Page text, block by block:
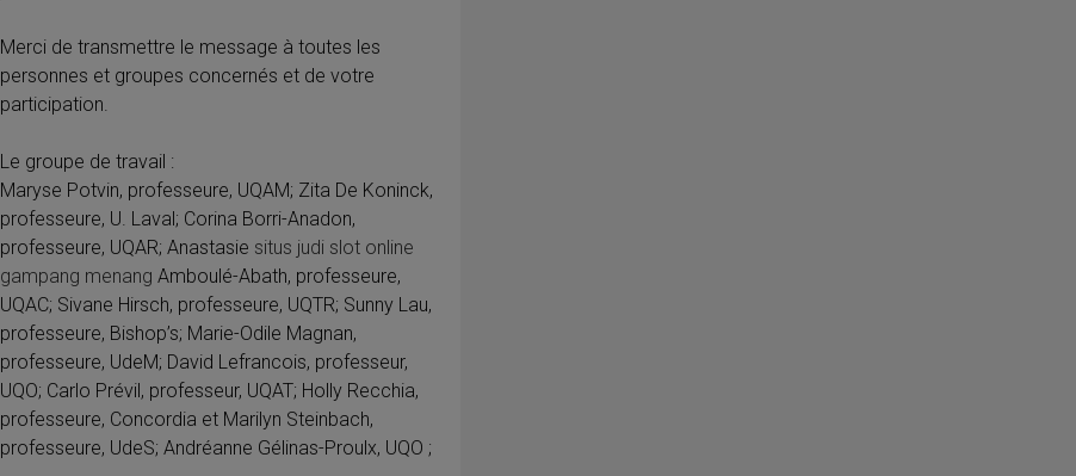
Merci de transmettre le message à toutes les
personnes et groupes concernés et de votre
participation.
Le groupe de travail :
Maryse Potvin, professeure, UQAM; Zita De Koninck,
professeure, U. Laval; Corina Borri-Anadon,
professeure, UQAR; Anastasie situs judi slot online
gampang menang Amboulé-Abath, professeure,
UQAC; Sivane Hirsch, professeure, UQTR; Sunny Lau,
professeure, Bishop’s; Marie-Odile Magnan,
professeure, UdeM; David Lefrancois, professeur,
UQO; Carlo Prévil, professeur, UQAT; Holly Recchia,
professeure, Concordia et Marilyn Steinbach,
professeure, UdeS; Andréanne Gélinas-Proulx, UQO ;